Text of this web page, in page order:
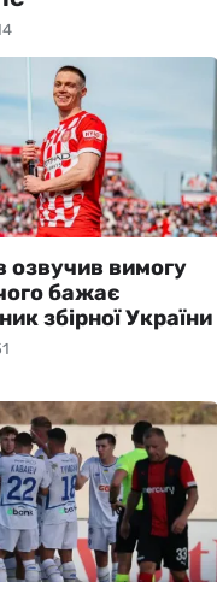
озвучив вимогу
бажає
збірної України